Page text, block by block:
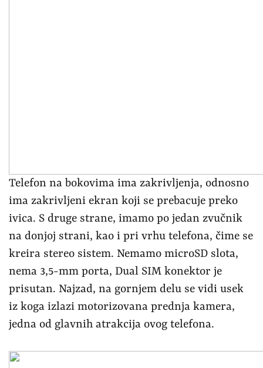
Telefon na bokovima ima zakrivljenja, odnosno
ima zakrivljeni ekran koji se prebacuje preko
ivica. S druge strane, imamo po jedan zvučnik
na donjoj strani, kao i pri vrhu telefona, čime se
kreira stereo sistem. Nemamo microSD slota,
nema 3,5-mm porta, Dual SIM konektor je
prisutan. Najzad, na gornjem delu se vidi usek
iz koga izlazi motorizovana prednja kamera,
jedna od glavnih atrakcija ovog telefona.